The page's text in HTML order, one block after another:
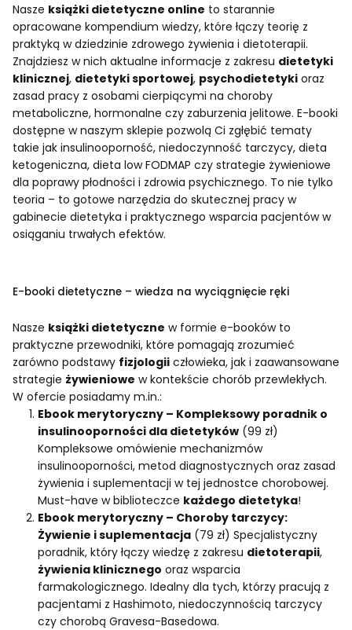
Nasze książki dietetyczne online to starannie
opracowane kompendium wiedzy, które łączy teorię z
praktyką w dziedzinie zdrowego żywienia i dietoterapii.
Znajdziesz w nich aktualne informacje z zakresu dietetyki
klinicznej, dietetyki sportowej, psychodietetyki oraz
zasad pracy z osobami cierpiącymi na choroby
metaboliczne, hormonalne czy zaburzenia jelitowe. E-booki
dostępne w naszym sklepie pozwolą Ci zgłębić tematy
takie jak insulinooporność, niedoczynność tarczycy, dieta
ketogeniczna, dieta low FODMAP czy strategie żywieniowe
dla poprawy płodności i zdrowia psychicznego. To nie tylko
teoria – to gotowe narzędzia do skutecznej pracy w
gabinecie dietetyka i praktycznego wsparcia pacjentów w
osiąganiu trwałych efektów.
E-booki dietetyczne – wiedza na wyciągnięcie ręki
Nasze książki dietetyczne w formie e-booków to
praktyczne przewodniki, które pomagają zrozumieć
zarówno podstawy fizjologii człowieka, jak i zaawansowane
strategie żywieniowe w kontekście chorób przewlekłych.
W ofercie posiadamy m.in.:
Ebook merytoryczny – Kompleksowy poradnik o
insulinooporności dla dietetyków (99 zł)
Kompleksowe omówienie mechanizmów
insulinooporności, metod diagnostycznych oraz zasad
żywienia i suplementacji w tej jednostce chorobowej.
Must-have w biblioteczce każdego dietetyka!
Ebook merytoryczny – Choroby tarczycy:
Żywienie i suplementacja (79 zł) Specjalistyczny
poradnik, który łączy wiedzę z zakresu dietoterapii,
żywienia klinicznego oraz wsparcia
farmakologicznego. Idealny dla tych, którzy pracują z
pacjentami z Hashimoto, niedoczynnością tarczycy
czy chorobą Gravesa-Basedowa.